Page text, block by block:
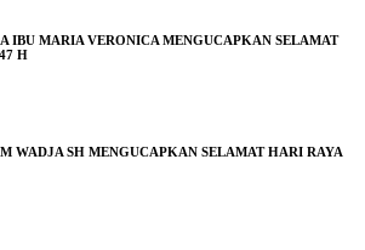
IBU MARIA VERONICA MENGUCAPKAN SELAMAT
H
WADJA SH MENGUCAPKAN SELAMAT HARI RAYA